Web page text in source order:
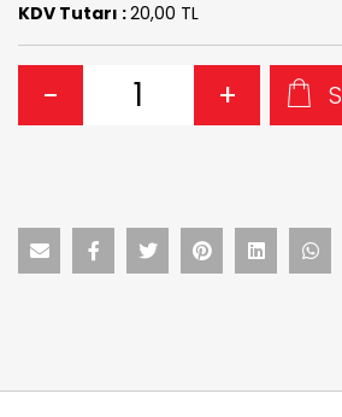
KDV Tutarı :20,00 TL
- +